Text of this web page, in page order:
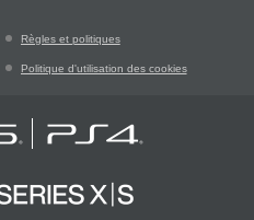
Règles et politiques
Politique d'utilisation des cookies